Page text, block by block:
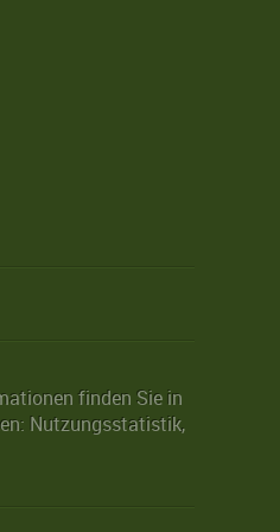
finden Sie in
Nutzungsstatistik,